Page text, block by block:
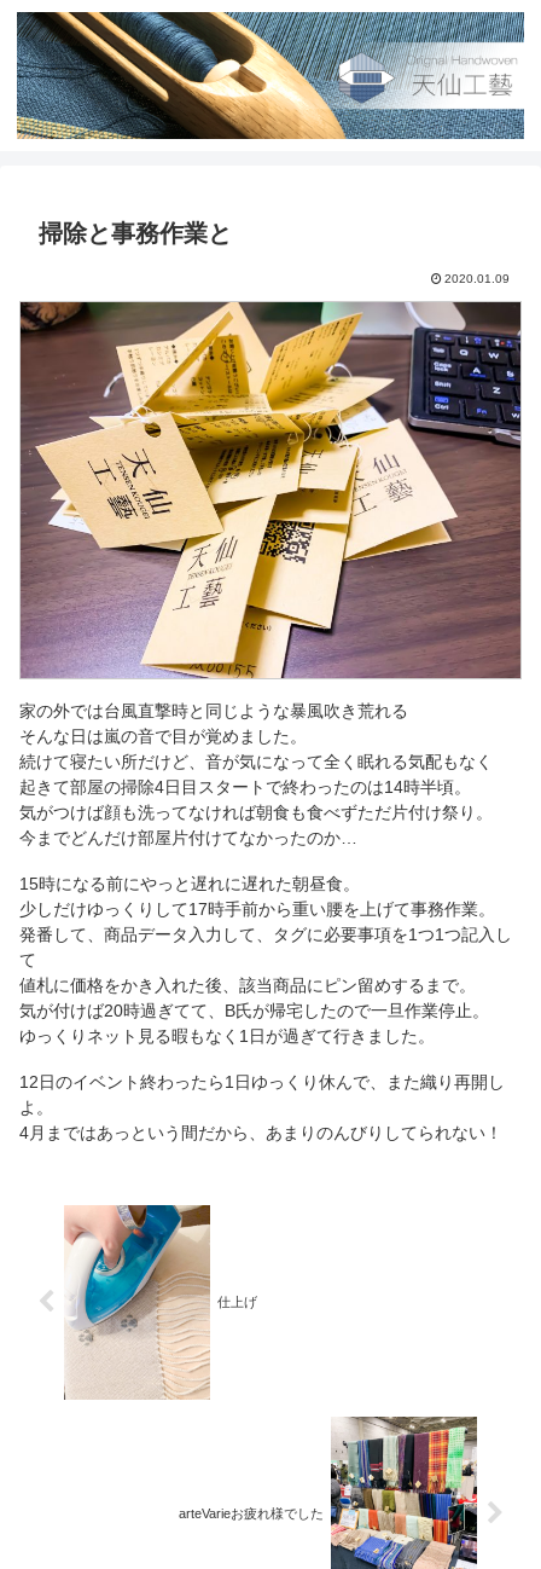
掃除と事務作業と
2020.01.09
家の外では台風直撃時と同じような暴風吹き荒れる
そんな日は嵐の音で目が覚めました。
続けて寝たい所だけど、音が気になって全く眠れる気配もなく
起きて部屋の掃除4日目スタートで終わったのは14時半頃。
気がつけば顔も洗ってなければ朝食も食べずただ片付け祭り。
今までどんだけ部屋片付けてなかったのか…
15時になる前にやっと遅れに遅れた朝昼食。
少しだけゆっくりして17時手前から重い腰を上げて事務作業。
発番して、商品データ入力して、タグに必要事項を1つ1つ記入し
て
値札に価格をかき入れた後、該当商品にピン留めするまで。
気が付けば20時過ぎてて、B氏が帰宅したので一旦作業停止。
ゆっくりネット見る暇もなく1日が過ぎて行きました。
12日のイベント終わったら1日ゆっくり休んで、また織り再開し
よ。
4月まではあっという間だから、あまりのんびりしてられない！
仕上げ
arteVarieお疲れ様でした